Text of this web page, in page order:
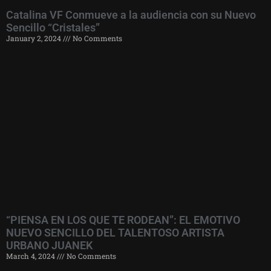
Catalina VF Conmueve a la audiencia con su Nuevo
Sencillo “Cristales”
January 2, 2024 No Comments
“PIENSA EN LOS QUE TE RODEAN”: EL EMOTIVO
NUEVO SENCILLO DEL TALENTOSO ARTISTA
URBANO JUANEK
March 4, 2024 No Comments